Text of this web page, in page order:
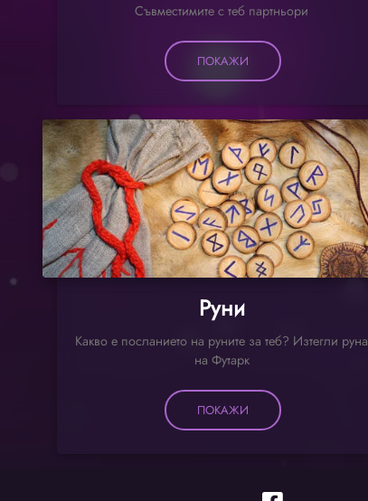
Съвместимите с теб партньори
ПОКАЖИ
Руни
Какво е посланието на руните за теб? Изтегли руна
на Футарк
ПОКАЖИ